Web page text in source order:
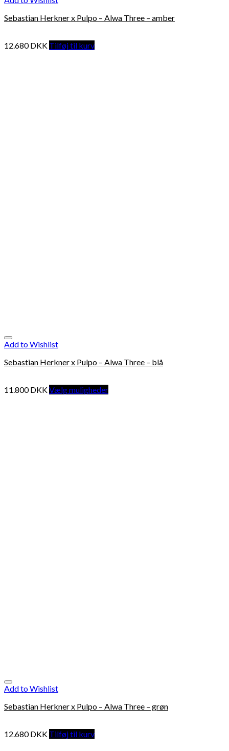
Sebastian Herkner x Pulpo – Alwa Three – amber
12.680DKK Tilføj til kurv
Add to Wishlist
Sebastian Herkner x Pulpo – Alwa Three – blå
11.800DKKVælg muligheder
Add to Wishlist
Sebastian Herkner x Pulpo – Alwa Three – grøn
12.680DKK Tilføj til kurv